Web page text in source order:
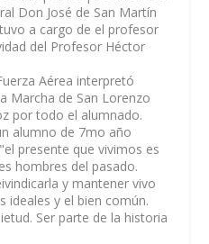
Don José de San Martín
a cargo de el profesor
del Profesor Héctor
Aérea interpretó
Marcha de San Lorenzo
por todo el alumnado.
alumno de 7mo año
presente que vivimos es
hombres del pasado.
y mantener vivo
ideales y el bien común.
Ser parte de la historia